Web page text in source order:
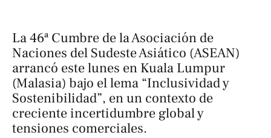
La 46ª Cumbre de la Asociación de
Naciones del Sudeste Asiático (ASEAN)
arrancó este lunes en Kuala Lumpur
(Malasia) bajo el lema “Inclusividad y
Sostenibilidad”, en un contexto de
creciente incertidumbre global y
tensiones comerciales.